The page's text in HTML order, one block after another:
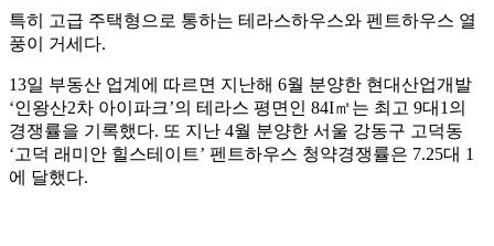
특히 고급 주택형으로 통하는 테라스하우스와 펜트하우스 열
풍이 거세다.
13일 부동산 업계에 따르면 지난해 6월 분양한 현대산업개발
‘인왕산2차 아이파크’의 테라스 평면인 84I㎡는 최고 9대1의
경쟁률을 기록했다. 또 지난 4월 분양한 서울 강동구 고덕동
‘고덕 래미안 힐스테이트’ 펜트하우스 청약경쟁률은 7.25대 1
에 달했다.